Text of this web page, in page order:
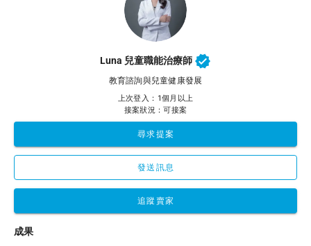
Luna 兒童職能治療師
教育諮詢與兒童健康發展
上次登入：1個月以上
接案狀況：可接案
尋求提案
發送訊息
追蹤賣家
成果